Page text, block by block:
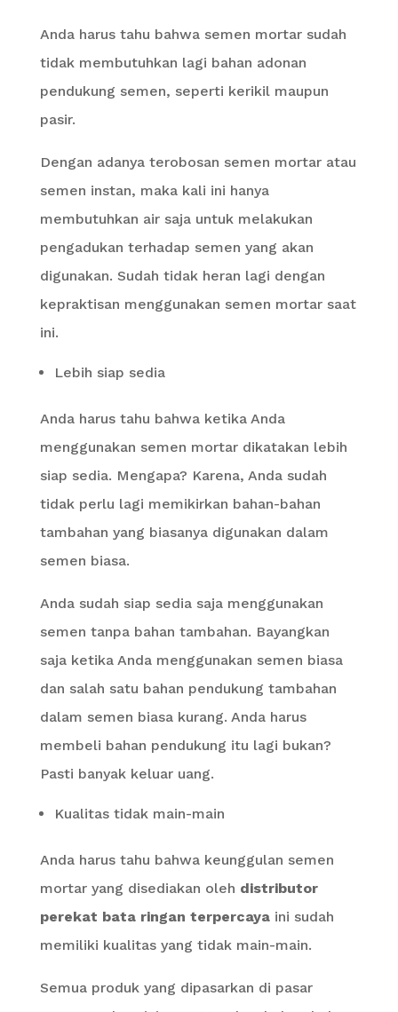
Anda harus tahu bahwa semen mortar sudah
tidak membutuhkan lagi bahan adonan
pendukung semen, seperti kerikil maupun
pasir.
Dengan adanya terobosan semen mortar atau
semen instan, maka kali ini hanya
membutuhkan air saja untuk melakukan
pengadukan terhadap semen yang akan
digunakan. Sudah tidak heran lagi dengan
kepraktisan menggunakan semen mortar saat
ini.
Lebih siap sedia
Anda harus tahu bahwa ketika Anda
menggunakan semen mortar dikatakan lebih
siap sedia. Mengapa? Karena, Anda sudah
tidak perlu lagi memikirkan bahan-bahan
tambahan yang biasanya digunakan dalam
semen biasa.
Anda sudah siap sedia saja menggunakan
semen tanpa bahan tambahan. Bayangkan
saja ketika Anda menggunakan semen biasa
dan salah satu bahan pendukung tambahan
dalam semen biasa kurang. Anda harus
membeli bahan pendukung itu lagi bukan?
Pasti banyak keluar uang.
Kualitas tidak main-main
Anda harus tahu bahwa keunggulan semen
mortar yang disediakan oleh distributor
perekat bata ringan terpercaya ini sudah
memiliki kualitas yang tidak main-main.
Semua produk yang dipasarkan di pasar